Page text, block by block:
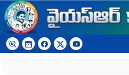
Skip to main content